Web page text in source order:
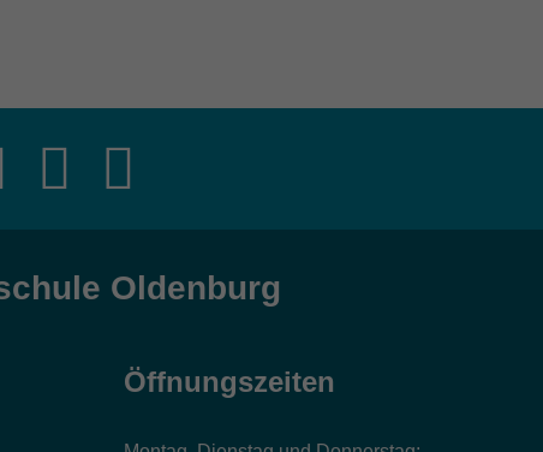
Oldenburg
Öffnungszeiten